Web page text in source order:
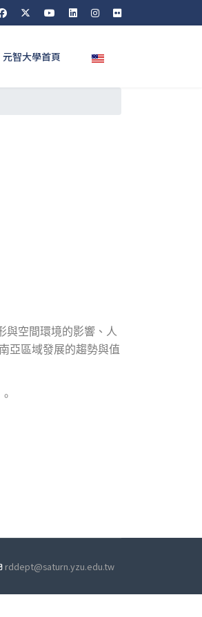
元智大學首頁 選擇你的語言
與空間環境的影響、人
亞區域發展的趨勢與值
。
rddept@saturn.yzu.edu.tw